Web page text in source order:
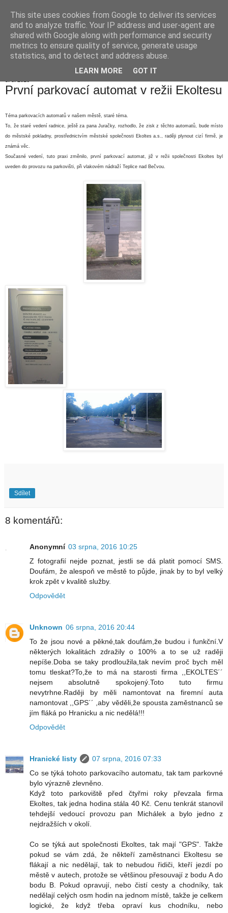
Hranické listy
První parkovací automat v režii Ekoltesu
Téma parkovacích automatů v našem městě, staré téma.
To, že staré vedení radnice, ještě za pana Juračky, rozhodlo, že zisk z těchto automatů, bude místo
do městské pokladny, prostřednictvím městské společnosti Ekoltes a.s., raději plynout cizí firmě, je
známá věc.
Současné vedení, tuto praxi změnilo, první parkovací automat, již v režii společnosti Ekoltes byl
uveden do provozu na parkovišti, při vlakovém nádraží Teplice nad Bečvou.
Sdílet
8 komentářů:
Anonymní 03 srpna, 2016 10:25
Z fotografií nejde poznat, jestli se dá platit pomocí SMS.
Doufám, že alespoň ve městě to půjde, jinak by to byl velký
krok zpět v kvalitě služby.
Odpovědět
Unknown 06 srpna, 2016 20:44
To že jsou nové a pěkné,tak doufám,že budou i funkční.V
některých lokalitách zdražily o 100% a to se už raději
nepíše.Doba se taky prodloužila,tak nevím proč bych měl
tomu tleskat?To,že to má na starosti firma ,,EKOLTES´´
nejsem absolutně spokojený.Toto tuto firmu
nevytrhne.Raději by měli namontovat na firemní auta
namontovat ,,GPS´´ ,aby věděli,že spousta zaměstnanců se
jím fláká po Hranicku a nic nedělá!!!
Odpovědět
Hranické listy
07 srpna, 2016 07:33
Co se týká tohoto parkovacího automatu, tak tam parkovné
bylo výrazně zlevněno.
Když toto parkoviště před čtyřmi roky převzala firma
Ekoltes, tak jedna hodina stála 40 Kč. Cenu tenkrát stanovil
tehdejší vedoucí provozu pan Michálek a bylo jedno z
nejdražších v okolí.
Co se týká aut společnosti Ekoltes, tak mají "GPS". Takže
pokud se vám zdá, že někteří zaměstnanci Ekoltesu se
flákají a nic nedělají, tak to nebudou řidiči, kteří jezdí po
městě v autech, protože se většinou přesouvají z bodu A do
bodu B. Pokud opravují, nebo čistí cesty a chodníky, tak
nedělají celých osm hodin na jednom místě, takže je celkem
logické, že když třeba opraví kus chodníku, nebo
This site uses cookies from Google to deliver its services
and to analyze traffic. Your IP address and user-agent are
shared with Google along with performance and security
metrics to ensure quality of service, generate usage
statistics, and to detect and address abuse.
LEARN MORE GOT IT